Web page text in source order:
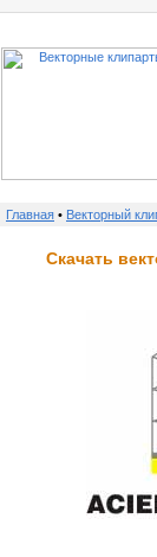
Главная • Векторный
Скачать